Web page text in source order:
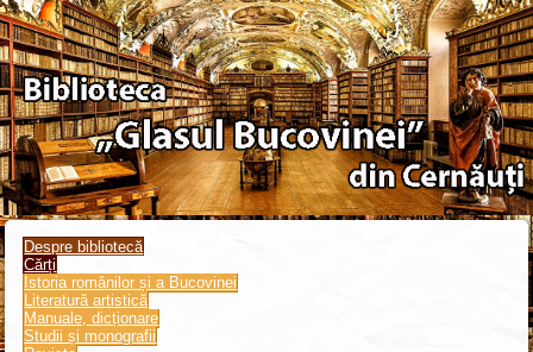
Despre bibliotecă
Cărți
Istoria românilor și a Bucovinei
Literatură artistică
Manuale, dicționare
Studii și monografii